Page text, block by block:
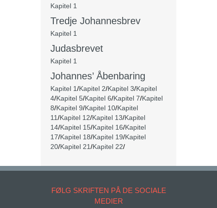
Kapitel 1
Tredje Johannesbrev
Kapitel 1
Judasbrevet
Kapitel 1
Johannes’ Åbenbaring
Kapitel 1/Kapitel 2/Kapitel 3/Kapitel
4/Kapitel 5/Kapitel 6/Kapitel 7/Kapitel
8/Kapitel 9/Kapitel 10/Kapitel
11/Kapitel 12/Kapitel 13/Kapitel
14/Kapitel 15/Kapitel 16/Kapitel
17/Kapitel 18/Kapitel 19/Kapitel
20/Kapitel 21/Kapitel 22/
FØLG SKRIFTEN PÅ DE SOCIALE
MEDIER